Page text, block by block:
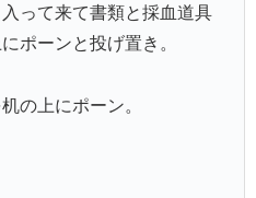
って来て書類と採血道具
ポーンと投げ置き。
の上にポーン。